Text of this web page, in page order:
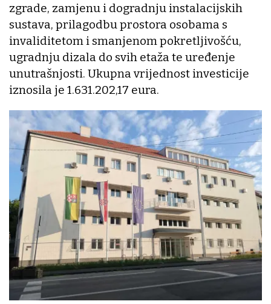
zgrade, zamjenu i dogradnju instalacijskih
sustava, prilagodbu prostora osobama s
invaliditetom i smanjenom pokretljivošću,
ugradnju dizala do svih etaža te uređenje
unutrašnjosti. Ukupna vrijednost investicije
iznosila je 1.631.202,17 eura.